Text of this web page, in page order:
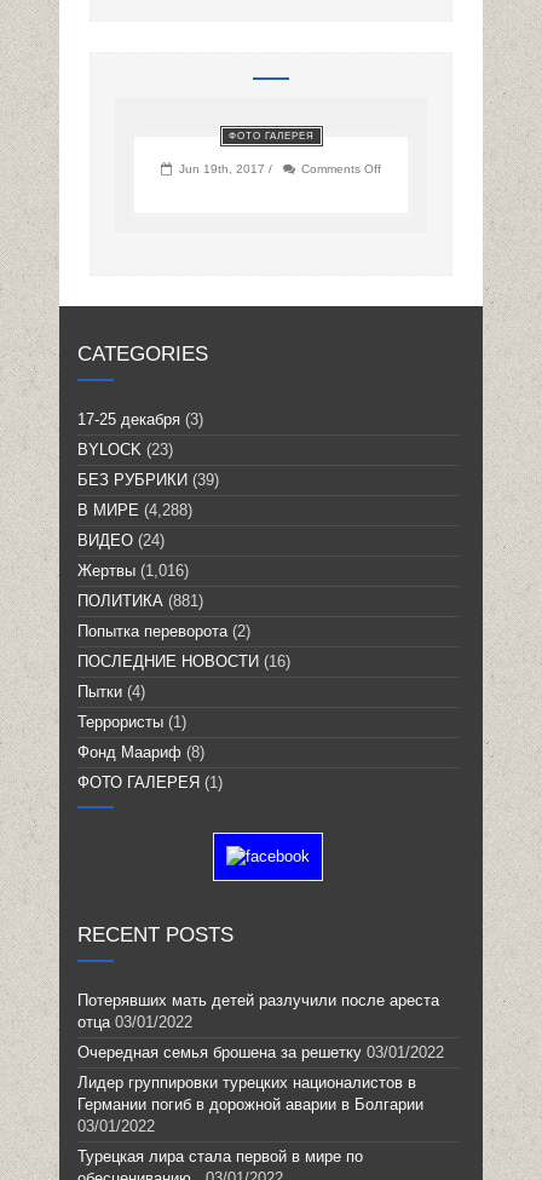
ФОТО ГАЛЕРЕЯ
Jun 19th, 2017 / Comments Off
CATEGORIES
17-25 декабря (3)
BYLOCK (23)
БЕЗ РУБРИКИ (39)
В МИРЕ (4,288)
ВИДЕО (24)
Жертвы (1,016)
ПОЛИТИКА (881)
Попытка переворота(2)
ПОСЛЕДНИЕ НОВОСТИ (16)
Пытки (4)
Террористы (1)
Фонд Маариф (8)
ФОТО ГАЛЕРЕЯ (1)
RECENT POSTS
Потерявших мать детей разлучили после ареста
отца 03/01/2022
Очередная семья брошена за решетку 03/01/2022
Лидер группировки турецких националистов в
Германии погиб в дорожной аварии в Болгарии
03/01/2022
Турецкая лира стала первой в мире по